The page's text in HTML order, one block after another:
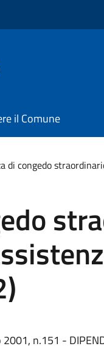
il Comune
di congedo
n.151 -